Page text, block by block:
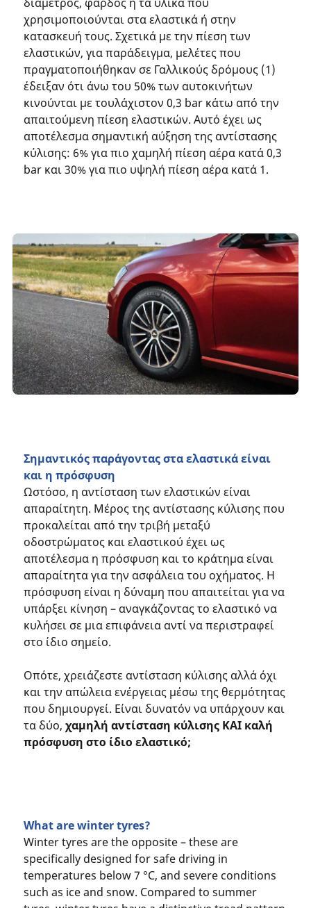
χρησιμοποιούνται στα ελαστικά ή στην
κατασκευή τους. Σχετικά με την πίεση των
ελαστικών, για παράδειγμα, μελέτες που
πραγματοποιήθηκαν σε Γαλλικούς δρόμους (1)
έδειξαν ότι άνω του 50% των αυτοκινήτων
κινούνται με τουλάχιστον 0,3 bar κάτω από την
απαιτούμενη πίεση ελαστικών. Αυτό έχει ως
αποτέλεσμα σημαντική αύξηση της αντίστασης
κύλισης: 6% για πιο χαμηλή πίεση αέρα κατά 0,3
bar και 30% για πιο υψηλή πίεση αέρα κατά 1.
Σημαντικός παράγοντας στα ελαστικά είναι
και η πρόσφυση
Ωστόσο, η αντίσταση των ελαστικών είναι
απαραίτητη. Μέρος της αντίστασης κύλισης που
προκαλείται από την τριβή μεταξύ
οδοστρώματος και ελαστικού έχει ως
αποτέλεσμα η πρόσφυση και το κράτημα είναι
απαραίτητα για την ασφάλεια του οχήματος. Η
πρόσφυση είναι η δύναμη που απαιτείται για να
υπάρξει κίνηση – αναγκάζοντας το ελαστικό να
κυλήσει σε μια επιφάνεια αντί να περιστραφεί
στο ίδιο σημείο.
Οπότε, χρειάζεστε αντίσταση κύλισης αλλά όχι
και την απώλεια ενέργειας μέσω της θερμότητας
που δημιουργεί. Είναι δυνατόν να υπάρχουν και
τα δύο, χαμηλή αντίσταση κύλισης ΚΑΙ καλή
πρόσφυση στο ίδιο ελαστικό;
What are winter tyres?
Winter tyres are the opposite – these are
specifically designed for safe driving in
temperatures below 7 °C, and severe conditions
such as ice and snow. Compared to summer